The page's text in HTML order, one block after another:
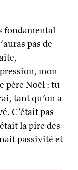
fondamental
pas de
mon
père Noël : tu
tant qu’on a
C’était pas
la pire des
passivité et